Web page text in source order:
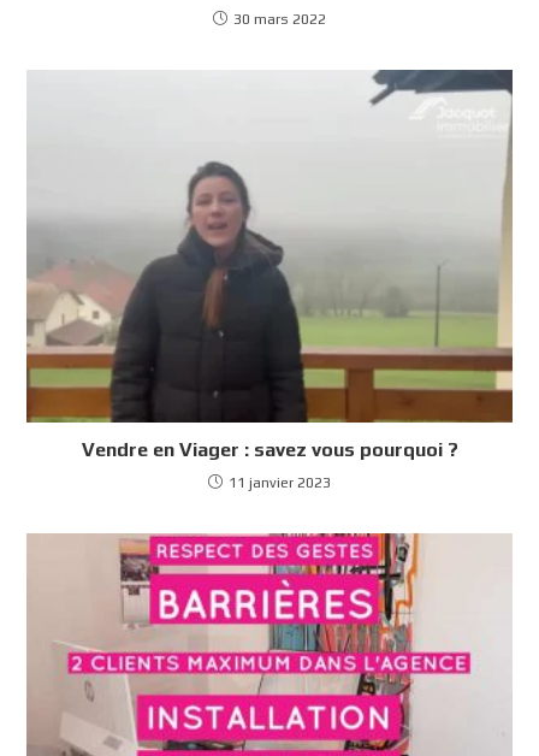
30 mars 2022
Vendre en Viager : savez vous pourquoi ?
11 janvier 2023